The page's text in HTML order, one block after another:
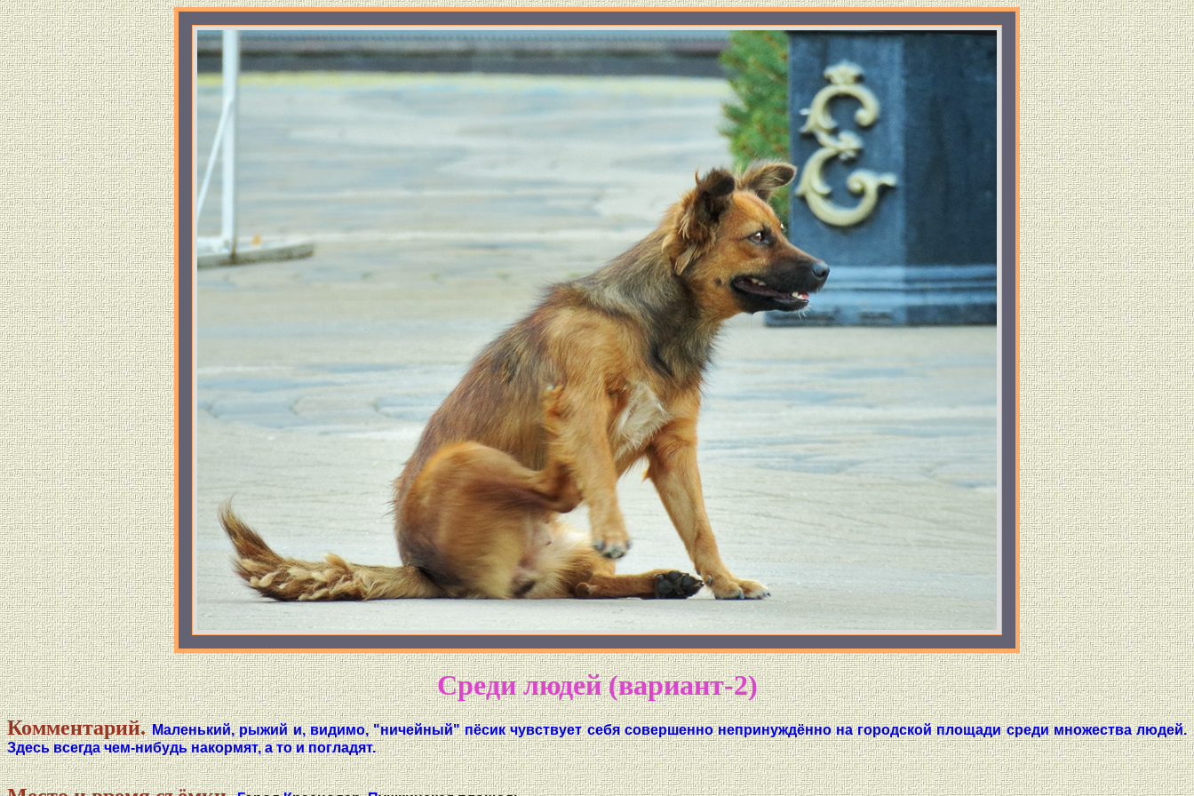
Среди людей (вариант-2)
Комментарий.Маленький, рыжий и, видимо, "ничейный" пёсик чувствует себя совершенно непринуждённо на городской площади среди множества людей.
Здесь всегда чем-нибудь накормят, а то и погладят.